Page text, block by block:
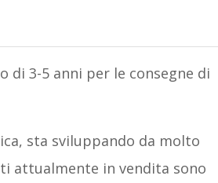
di 3-5 anni per le consegne di
sta sviluppando da molto
attualmente in vendita sono